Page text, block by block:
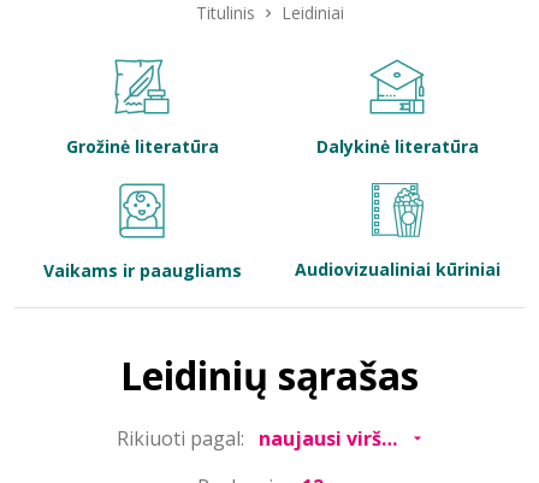
Bibliotekoms
Titulinis Leidiniai
Grožinė literatūra Dalykinė literatūra
Vaikams ir paaugliams Audiovizualiniai kūriniai
Leidinių sąrašas
Rikiuoti pagal: